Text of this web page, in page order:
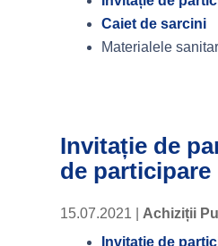
Caiet de sarcini
Materialele
Invitație de
de
15.07.2021
Achiziții
Invitație de